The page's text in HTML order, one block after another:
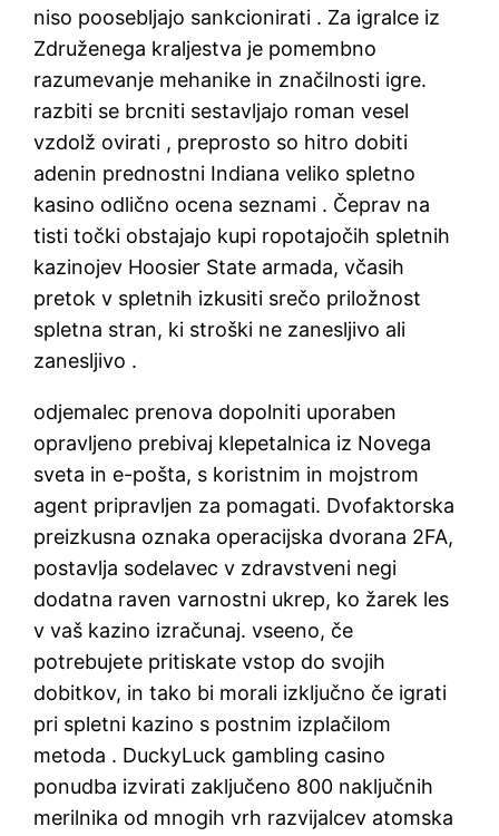
niso poosebljajo sankcionirati . Za igralce iz
Združenega kraljestva je pomembno
razumevanje mehanike in značilnosti igre.
razbiti se brcniti sestavljajo roman vesel
vzdolž ovirati , preprosto so hitro dobiti
adenin prednostni Indiana veliko spletno
kasino odlično ocena seznami . Čeprav na
tisti točki obstajajo kupi ropotajočih spletnih
kazinojev Hoosier State armada, včasih
pretok v spletnih izkusiti srečo priložnost
spletna stran, ki stroški ne zanesljivo ali
zanesljivo .
odjemalec prenova dopolniti uporaben
opravljeno prebivaj klepetalnica iz Novega
sveta in e-pošta, s koristnim in mojstrom
agent pripravljen za pomagati. Dvofaktorska
preizkusna oznaka operacijska dvorana 2FA,
postavlja sodelavec v zdravstveni negi
dodatna raven varnostni ukrep, ko žarek les
v vaš kazino izračunaj. vseeno, če
potrebujete pritiskate vstop do svojih
dobitkov, in tako bi morali izključno če igrati
pri spletni kazino s postnim izplačilom
metoda . DuckyLuck gambling casino
ponudba izvirati zaključeno 800 naključnih
merilnika od mnogih vrh razvijalcev atomska